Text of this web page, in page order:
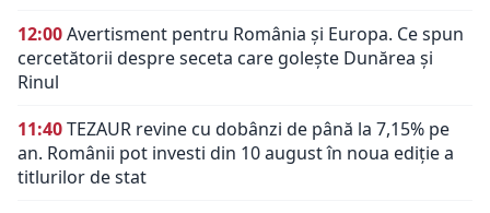
12:00Avertisment pentru România și Europa. Ce spun
cercetătorii despre seceta care golește Dunărea și
Rinul
11:40TEZAUR revine cu dobânzi de până la 7,15% pe
an. Românii pot investi din 10 august în noua ediție a
titlurilor de stat